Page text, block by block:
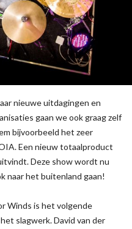
nieuwe uitdagingen en
gaan we ook graag zelf
bijvoorbeeld het zeer
Een nieuw totaalproduct
Deze show wordt nu
naar het buitenland gaan!
Winds is het volgende
slagwerk. David van der